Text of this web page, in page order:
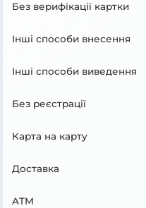
Без верифікації картки
Інші способи внесення
Інші способи виведення
Без реєстрації
Карта на карту
Доставка
ATM